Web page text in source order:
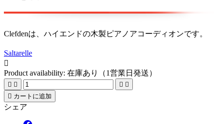
Clefdenは、ハイエンドの木製ピアノアコーディオンです。
Saltarelle

Product availability: 在庫あり（1営業日発送）
   
 カートに追加
シェア